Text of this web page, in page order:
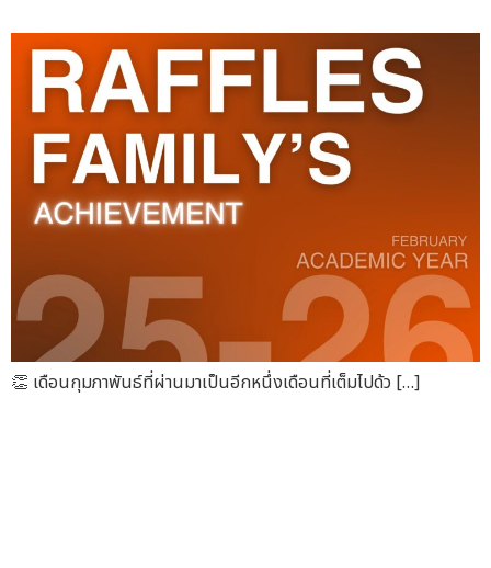
👏 เดือนกุมภาพันธ์ที่ผ่านมาเป็นอีกหนึ่งเดือนที่เต็มไปด้ว […]